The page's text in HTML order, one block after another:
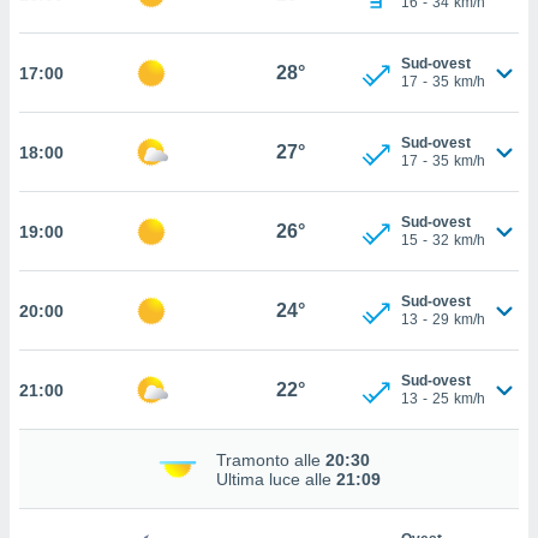
del
ad
17:00 28°
Sud-ovest
17 - 35 km/h
18:00 27°
Sud-ovest
17 - 35 km/h
19:00 26°
Sud-ovest
15 - 32 km/h
20:00 24°
Sud-ovest
13 - 29 km/h
21:00 22°
Sud-ovest
13 - 25 km/h
Tramonto alle 20:30
Ultima luce alle 21:09